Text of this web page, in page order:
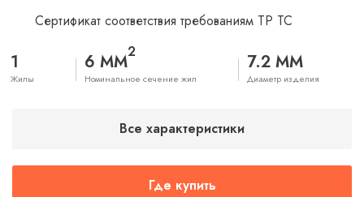
Сертификат соответствия требованиям ТР ТС
1
Жилы
6 ММ2
Номинальное сечение жил
7.2 ММ
Диаметр изделия
Все характеристики
Где купить